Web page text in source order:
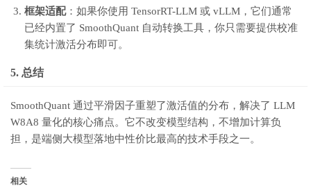
框架适配：如果你使用 TensorRT-LLM 或 vLLM，它们通常
已经内置了 SmoothQuant 自动转换工具，你只需要提供校准
集统计激活分布即可。
5. 总结
SmoothQuant 通过平滑因子重塑了激活值的分布，解决了 LLM
W8A8 量化的核心痛点。它不改变模型结构，不增加计算负
担，是端侧大模型落地中性价比最高的技术手段之一。
相关